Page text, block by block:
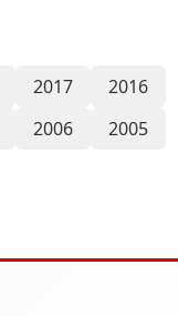
2017
2016
2006
2005